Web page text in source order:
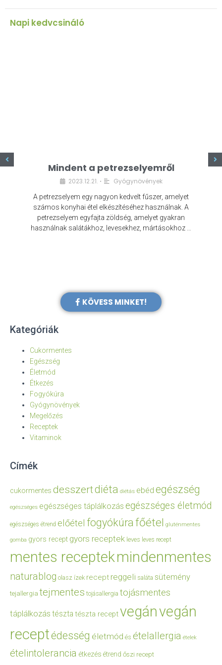
Napi kedvcsináló
Mindent a petrezselyemről
2023.12.21. • Gyógynövények
A petrezselyem egy nagyon kedvelt fűszer, amelyet
számos konyhai étel elkészítéséhez használnak. A
petrezselyem egyfajta zöldség, amelyet gyakran
használnak salátákhoz, levesekhez, mártásokhoz …
KÖVESS MINKET!
Kategóriák
Cukormentes
Egészség
Életmód
Étkezés
Fogyókúra
Gyógynövények
Megelőzés
Receptek
Vitaminok
Címék
cukormentes desszertdiéta diétás ebéd egészség
egészséges egészséges táplálkozás egészséges életmód
egészséges étrend előétel fogyókúrafőétel gluténmentes
gomba gyors recept gyors receptek leves leves recept
mentes receptekmindenmentes
naturablog olasz ízek recept reggeli saláta sütemény
tejallergia tejmentes tojásallergia tojásmentes
táplálkozás tészta tészta receptvegánvegán
receptédesség életmód és ételallergia ételek
ételintolerancia étkezés étrend őszi recept